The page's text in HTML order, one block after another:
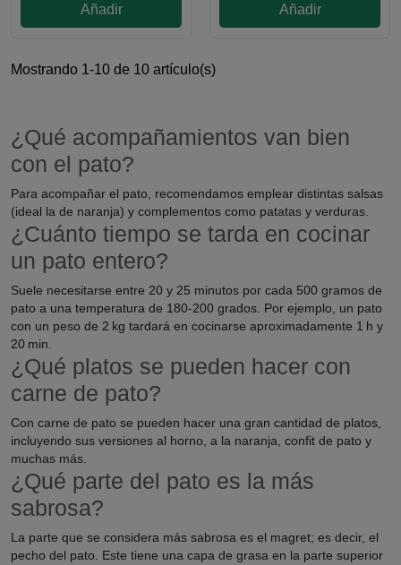
Añadir Añadir
Mostrando 1-10 de 10 artículo(s)
¿Qué acompañamientos van bien
con el pato?
Para acompañar el pato, recomendamos emplear distintas salsas
(ideal la de naranja) y complementos como patatas y verduras.
¿Cuánto tiempo se tarda en cocinar
un pato entero?
Suele necesitarse entre 20 y 25 minutos por cada 500 gramos de
pato a una temperatura de 180-200 grados. Por ejemplo, un pato
con un peso de 2 kg tardará en cocinarse aproximadamente 1 h y
20 min.
¿Qué platos se pueden hacer con
carne de pato?
Con carne de pato se pueden hacer una gran cantidad de platos,
incluyendo sus versiones al horno, a la naranja, confit de pato y
muchas más.
¿Qué parte del pato es la más
sabrosa?
La parte que se considera más sabrosa es el magret; es decir, el
pecho del pato. Este tiene una capa de grasa en la parte superior